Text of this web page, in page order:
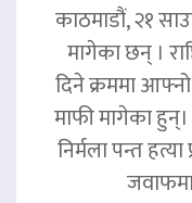
काठमाडौं, २१
मागेका छन् ।
दिने क्रममा
माफी मागेका
निर्मला पन्त